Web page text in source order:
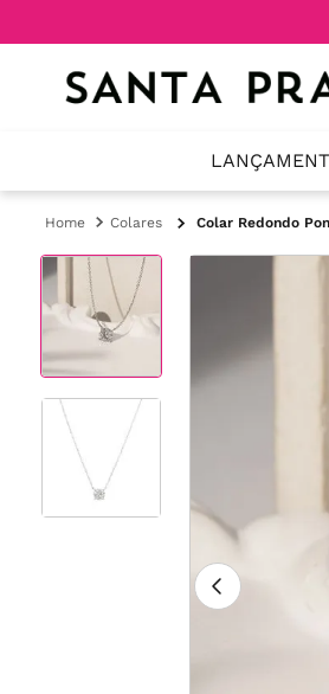
Colares Colar Redondo